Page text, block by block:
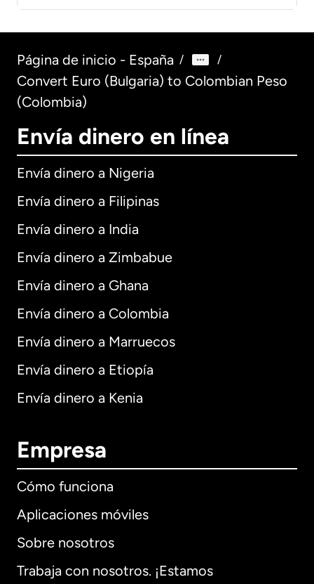
Página de inicio - España / /
Convert Euro (Bulgaria) to Colombian Peso
(Colombia)
Envía dinero en línea
Envía dinero a Nigeria
Envía dinero a Filipinas
Envía dinero a India
Envía dinero a Zimbabue
Envía dinero a Ghana
Envía dinero a Colombia
Envía dinero a Marruecos
Envía dinero a Etiopía
Envía dinero a Kenia
Empresa
Cómo funciona
Aplicaciones móviles
Sobre nosotros
Trabaja con nosotros. ¡Estamos